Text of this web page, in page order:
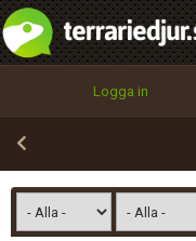
Logga in
integritetspolicy
Namn:
Epost:
Användarnamn:
Begär nytt lösenord